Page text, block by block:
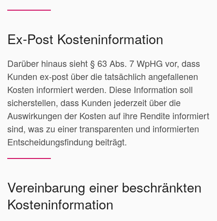
Ex-Post Kosteninformation
Darüber hinaus sieht § 63 Abs. 7 WpHG vor, dass
Kunden ex-post über die tatsächlich angefallenen
Kosten informiert werden. Diese Information soll
sicherstellen, dass Kunden jederzeit über die
Auswirkungen der Kosten auf ihre Rendite informiert
sind, was zu einer transparenten und informierten
Entscheidungsfindung beiträgt.
Vereinbarung einer beschränkten
Kosteninformation